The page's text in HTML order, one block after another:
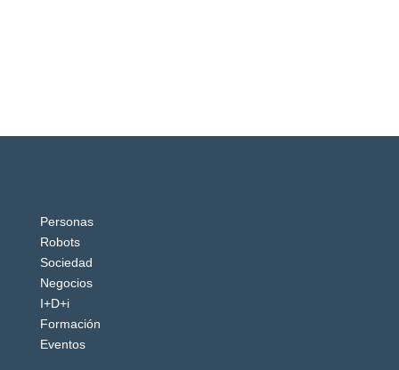
Personas
Robots
Sociedad
Negocios
I+D+i
Formación
Eventos